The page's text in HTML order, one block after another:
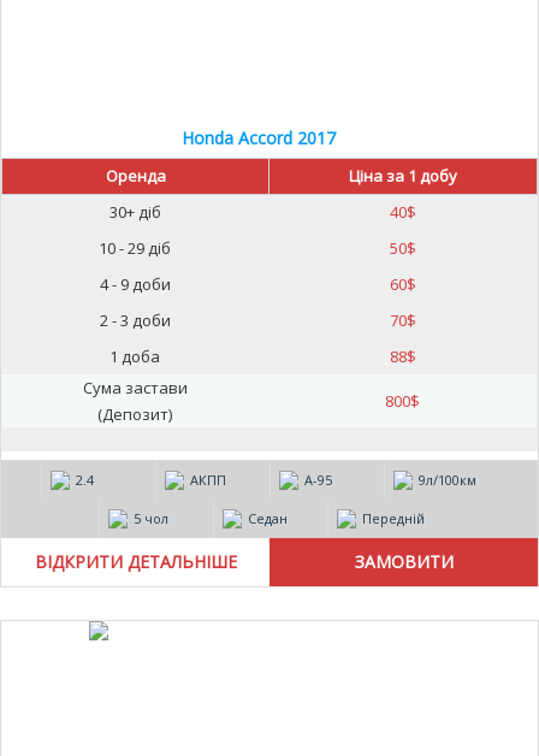
Honda Accord 2017
Оренда
Ціна за 1 добу
30+ діб
40$
10 - 29 діб
50$
4 - 9 доби
60$
2 - 3 доби
70$
1 доба
88$
Сума застави
(Депозит)
800$
2.4 АКПП А-95 9л/100км
5 чол Седан Передній
ВІДКРИТИ ДЕТАЛЬНІШЕ